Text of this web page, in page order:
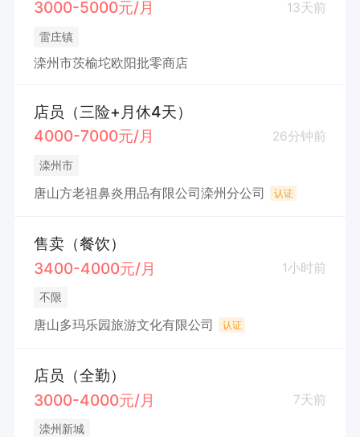
3000-5000元/月 13天前
雷庄镇
滦州市茨榆坨欧阳批零商店
店员（三险+月休4天）
4000-7000元/月
26分钟前
滦州市
唐山方老祖鼻炎用品有限公司滦州分公司 认证
售卖（餐饮）
3400-4000元/月
1小时前
不限
唐山多玛乐园旅游文化有限公司 认证
店员（全勤）
3000-4000元/月
7天前
滦州新城